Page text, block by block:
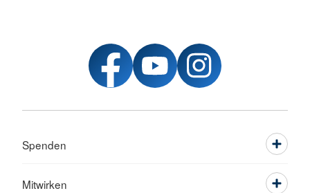
Spenden
Mitwirken